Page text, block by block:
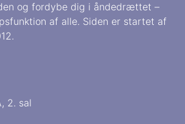
og fordybe dig i åndedrættet –
af alle. Siden er startet af
2. sal